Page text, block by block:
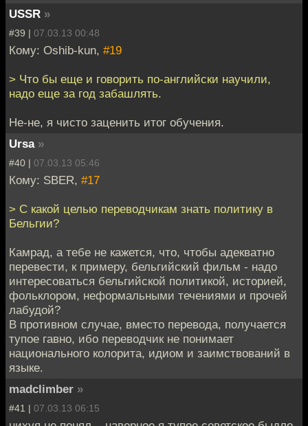
USSR »
#39 | 07.03.13 00:48
Кому: Oshib-kun, #19
> Что бы еще и говорить по-английски научили,
надо еще за год забашлять.
Не-не, я чисто заценить итог обучения.
Ursa »
#40 | 07.03.13 05:46
Кому: SBER, #17
> С какой целью переводчикам знать политику в
Бельгии?
Камрад, а тебе не кажется, что, чтобы адекватно
перевести, к примеру, бельгийский фильм - надо
интересоваться бельгийской политикой, историей,
фольклором, неформальными течениями и прочей
лабудой?
В противном случае, вместо перевода, получается
тупое гавно, ибо переводчик не понимает
национального колорита, идиом и заимствований в
языке.
madclimber »
#41 | 07.03.13 06:15